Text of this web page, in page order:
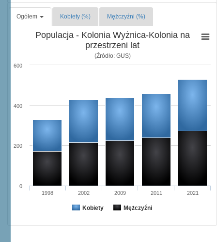
Ogółem Kobiety (%) Mężczyźni (%)
Populacja - Kolonia Wyżnica-Kolonia na
przestrzeni lat
(Źródło: GUS)
Kobiety Mężczyźni
1998 2002 2009 2011 2021
0
200
400
600